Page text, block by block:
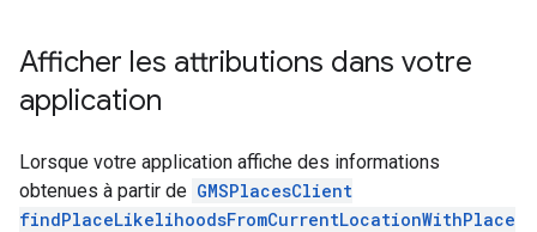
Afficher les attributions dans votre
application
Lorsque votre application affiche des informations
obtenues à partir de GMSPlacesClient
findPlaceLikelihoodsFromCurrentLocationWithPlace